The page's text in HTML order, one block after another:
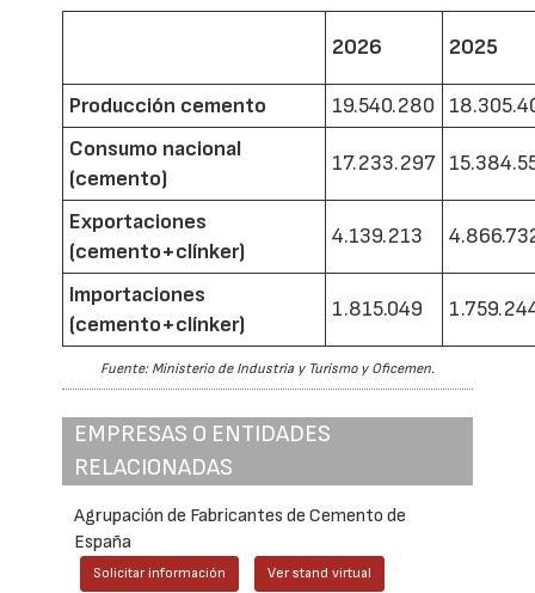
2026 2025
Producción cemento 19.540.280
Consumo nacional
(cemento)
17.233.297
Exportaciones
(cemento+clínker)
4.139.213
Importaciones
(cemento+clínker)
1.815.049
Fuente: Ministerio de Industria y Turismo y Oficemen.
EMPRESAS O ENTIDADES
RELACIONADAS
Agrupación de Fabricantes de Cemento de
España
Solicitar información Ver stand virtual